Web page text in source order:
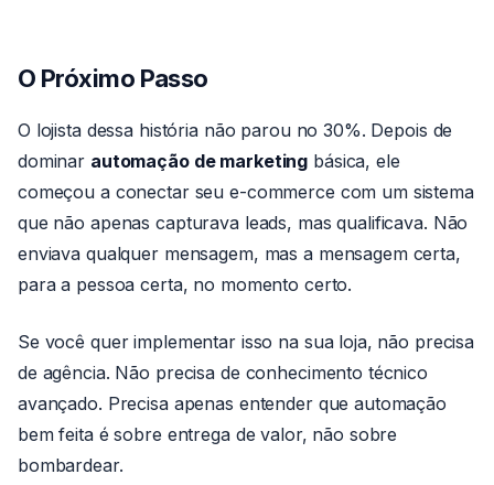
O Próximo Passo
O lojista dessa história não parou no 30%. Depois de
dominar automação de marketing básica, ele
começou a conectar seu e-commerce com um sistema
que não apenas capturava leads, mas qualificava. Não
enviava qualquer mensagem, mas a mensagem certa,
para a pessoa certa, no momento certo.
Se você quer implementar isso na sua loja, não precisa
de agência. Não precisa de conhecimento técnico
avançado. Precisa apenas entender que automação
bem feita é sobre entrega de valor, não sobre
bombardear.